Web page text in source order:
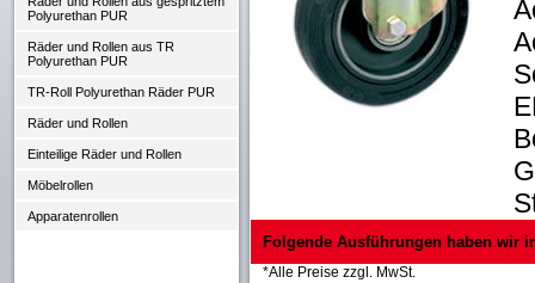
Polyurethan PUR
Räder und Rollen aus TR
Polyurethan PUR
TR-Roll Polyurethan Räder PUR
Räder und Rollen
Einteilige Räder und Rollen
Möbelrollen
Apparatenrollen
Folgende Ausführungen haben wir
*Alle Preise zzgl. MwSt.